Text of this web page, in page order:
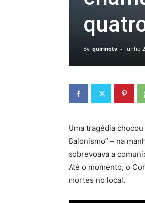
By quirinotv - junho
Uma tragédia
Balonismo” – na
sobrevoava a
Até o momento, o
mortes no local.